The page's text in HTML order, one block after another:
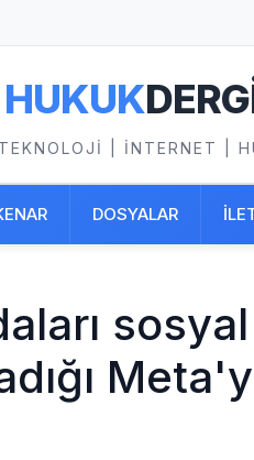
HUKUK
TEKNOLOJI | İNTERNET |
DOSYALAR